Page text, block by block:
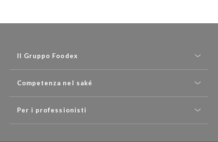
Il Gruppo Foodex
Competenza nel saké
Per i professionisti